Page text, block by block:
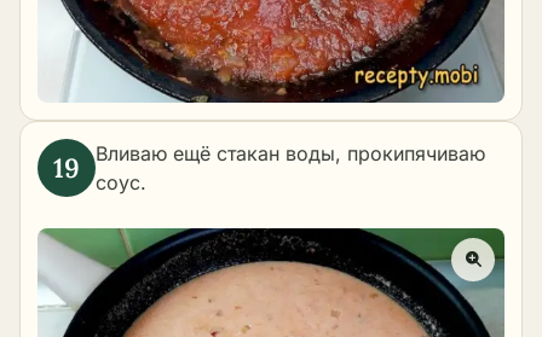
Вливаю ещё стакан воды, прокипячиваю
соус.